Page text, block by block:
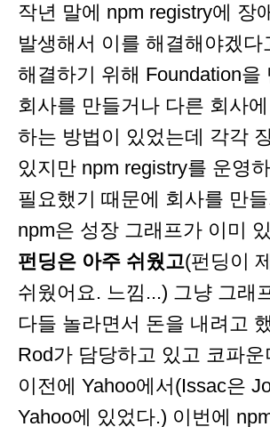
작년 말에 npm registry에 장
발생해서 이를 해결해야겠다
해결하기 위해 Foundation을
회사를 만들거나 다른 회사
하는 방법이 있었는데 각각
있지만 npm registry를 운영
필요했기 때문에 회사를 만
npm은 성장 그래프가 이미
펀딩은 아주 쉬웠고(펀딩이
쉬웠어요. 느낌...) 그냥 그래
다들 놀라면서 돈을 내려고
Rod가 담당하고 있고 코파운
이전에 Yahoo에서(Issac은
Yahoo에 있었다.) 이번에